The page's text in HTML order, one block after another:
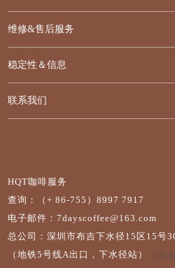
维修&售后服务
稳定性＆信息
联系我们
HQT咖啡服务
查询：（+ 86-755）8997 7917
电子邮件：7dayscoffee@163.com
总公司：深圳市布吉下水径15区15号
（地铁5号线A出口，下水径站）
（点